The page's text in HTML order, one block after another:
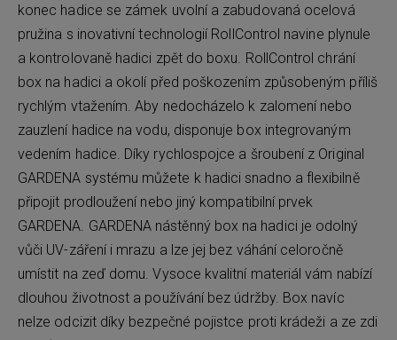
konec hadice se zámek uvolní a zabudovaná ocelová
pružina s inovativní technologií RollControl navine plynule
a kontrolovaně hadici zpět do boxu. RollControl chrání
box na hadici a okolí před poškozením způsobeným příliš
rychlým vtažením. Aby nedocházelo k zalomení nebo
zauzlení hadice na vodu, disponuje box integrovaným
vedením hadice. Díky rychlospojce a šroubení z Original
GARDENA systému můžete k hadici snadno a flexibilně
připojit prodloužení nebo jiný kompatibilní prvek
GARDENA. GARDENA nástěnný box na hadici je odolný
vůči UV-záření i mrazu a lze jej bez váhání celoročně
umístit na zeď domu. Vysoce kvalitní materiál vám nabízí
dlouhou životnost a používání bez údržby. Box navíc
nelze odcizit díky bezpečné pojistce proti krádeži a ze zdi